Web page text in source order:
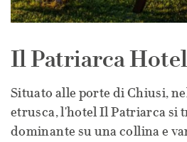
Il Patriarca Hotel
Situato alle porte di Chiusi,
etrusca, l'hotel Il Patriarca si
dominante su una collina e